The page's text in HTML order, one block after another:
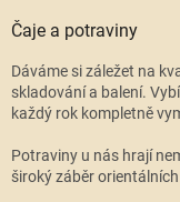
Čaje a potraviny
Dáváme si záležet na
skladování a balení.
každý rok kompletně
Potraviny u nás hrají
široký záběr